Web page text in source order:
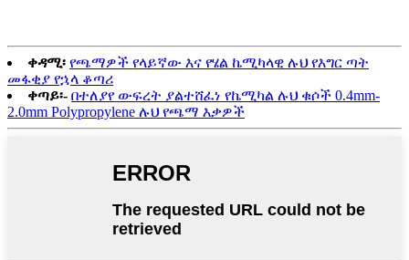
ቀዳሚ፡ የጫማዎች የላይኛው እና የሄል ኬሚካላዊ ሉህ የእግር ጣት
መፋቂያ የኋላ ቆጣሪ
ቀጣይ፡- በተለያየ ውፍረት ያልተሸፈነ የኬሚካል ሉህ ቁሶች 0.4mm-
2.0mm Polypropylene ሉህ የጫማ እቃዎች